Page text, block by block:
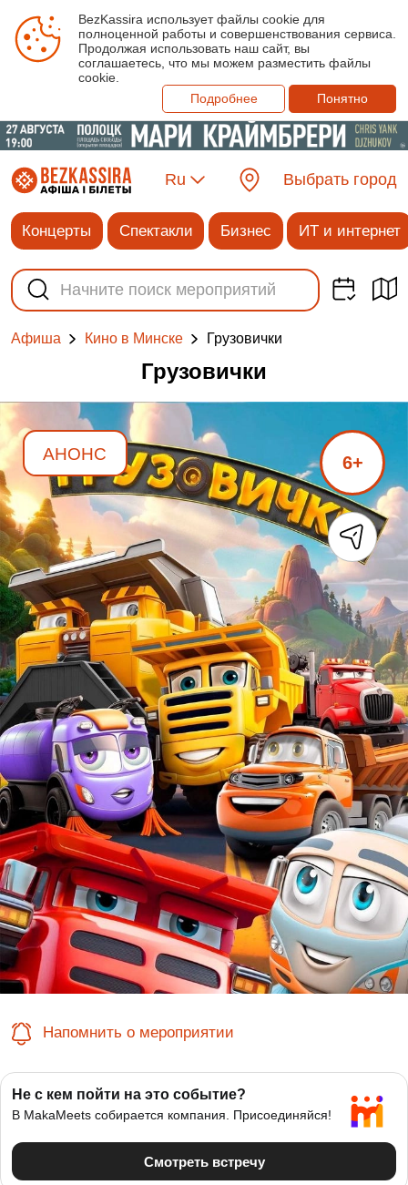
BezKassira использует файлы cookie для
полноценной работы и совершенствования сервиса.
Продолжая использовать наш сайт, вы
соглашаетесь, что мы можем разместить файлы
cookie.
Подробнее
Понятно
Ru Выбрать город
Концерты Спектакли Бизнес ИТ и интернет
Афиша Кино в Минске Грузовички
Грузовички
АНОНС 6+
Напомнить о мероприятии